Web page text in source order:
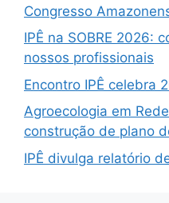
Congresso
IPÊ na SOBRE 2026:
nossos profissionais
Encontro IPÊ celebra
Agroecologia em
construção de plano
IPÊ divulga relatório